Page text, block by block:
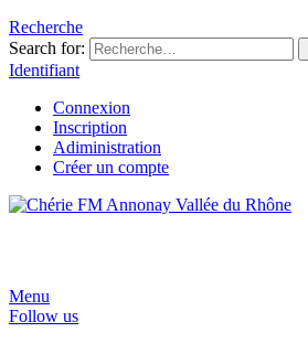
Recherche
Search for:
Identifiant
Connexion
Inscription
Adiministration
Créer un compte
Menu
Follow us